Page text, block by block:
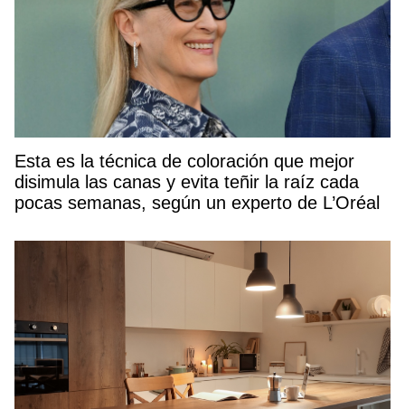
Esta es la técnica de coloración que mejor
disimula las canas y evita teñir la raíz cada
pocas semanas, según un experto de L’Oréal